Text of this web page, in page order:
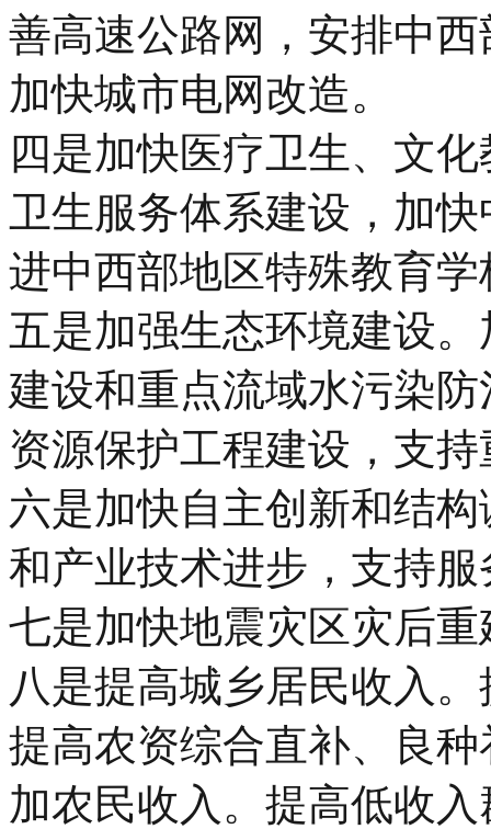
善高速公路网，安排中
加快城市电网改造。
四是加快医疗卫生、文
卫生服务体系建设，加
进中西部地区特殊教育
五是加强生态环境建设
建设和重点流域水污染
资源保护工程建设，支
六是加快自主创新和结
和产业技术进步，支持
七是加快地震灾区灾后
八是提高城乡居民收入
提高农资综合直补、良
加农民收入。提高低收